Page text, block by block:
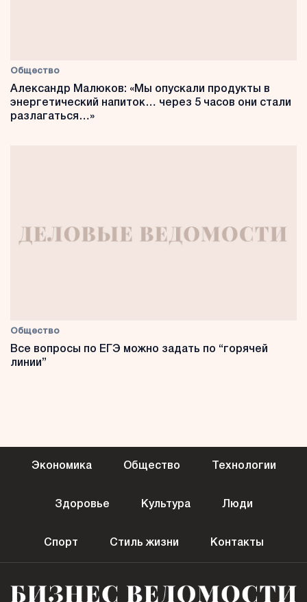
Общество
Александр Малюков: «Мы опускали продукты в
энергетический напиток… через 5 часов они стали
разлагаться…»
Общество
Все вопросы по ЕГЭ можно задать по “горячей
линии”
Экономика Общество Технологии
Здоровье Культура Люди
Спорт Стиль жизни Контакты